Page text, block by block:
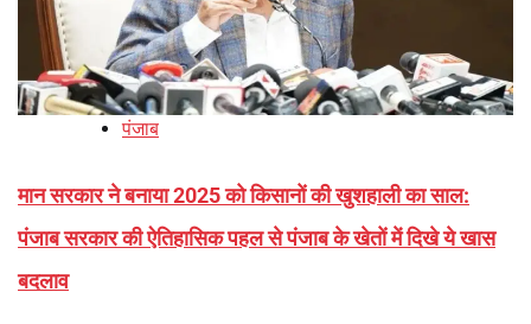
पंजाब
मान सरकार ने बनाया 2025 को किसानों की खुशहाली का साल:
पंजाब सरकार की ऐतिहासिक पहल से पंजाब के खेतों में दिखे ये खास
बदलाव